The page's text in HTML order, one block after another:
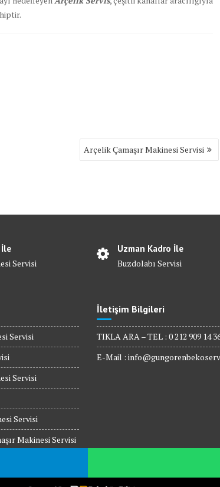
Arçelik Çamaşır Makinesi Servisi
Servisi
Uzman Kadro İle
Buzdolabı Servisi
Servisi
Servisi
Servisi
Makinesi Servisi
Servisi
İletişim Bilgileri
TIKLA ARA – TEL : 0 212 909 14
E-Mail :